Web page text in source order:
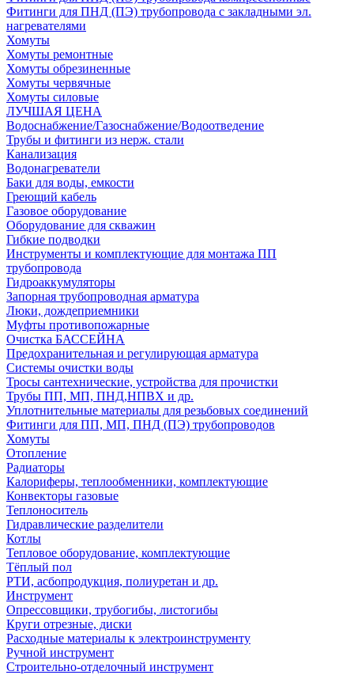
Фитинги для ПНД (ПЭ) трубопровода с закладными эл.
нагревателями
Хомуты
Хомуты ремонтные
Хомуты обрезиненные
Хомуты червячные
Хомуты силовые
ЛУЧШАЯ ЦЕНА
Водоснабжение/Газоснабжение/Водоотведение
Трубы и фитинги из нерж. стали
Канализация
Водонагреватели
Баки для воды, емкости
Греющий кабель
Газовое оборудование
Оборудование для скважин
Гибкие подводки
Инструменты и комплектующие для монтажа ПП
трубопровода
Гидроаккумуляторы
Запорная трубопроводная арматура
Люки, дождеприемники
Муфты противопожарные
Очистка БАССЕЙНА
Предохранительная и регулирующая арматура
Системы очистки воды
Тросы сантехнические, устройства для прочистки
Трубы ПП, МП, ПНД,НПВХ и др.
Уплотнительные материалы для резьбовых соединений
Фитинги для ПП, МП, ПНД (ПЭ) трубопроводов
Хомуты
Отопление
Радиаторы
Калориферы, теплообменники, комплектующие
Конвекторы газовые
Теплоноситель
Гидравлические разделители
Котлы
Тепловое оборудование, комплектующие
Тёплый пол
РТИ, асбопродукция, полиуретан и др.
Инструмент
Опрессовщики, трубогибы, листогибы
Круги отрезные, диски
Расходные материалы к электроинструменту
Ручной инструмент
Строительно-отделочный инструмент